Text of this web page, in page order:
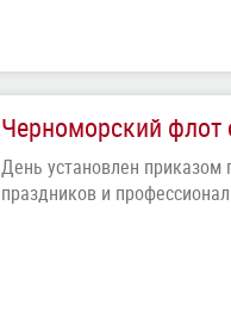
Черноморский флот
День установлен
праздников и